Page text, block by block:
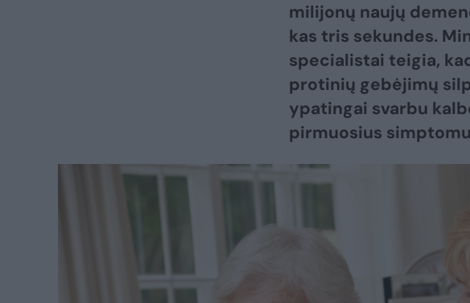
milijonų naujų
kas tris sekundes.
specialistai teigia,
protinių gebėjimų
ypatingai svarbu
pirmuosius